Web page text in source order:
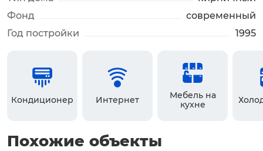
Фонд
современный
Год постройки
1995
Кондиционер Интернет
Мебель на
кухне
Похожие объекты